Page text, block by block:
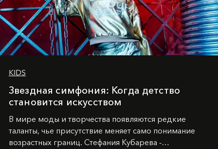
KIDS
Звездная симфония: Когда детство
становится искусством
В мире моды и творчества появляются редкие
таланты, чье присутствие меняет само понимание
возрастных границ. Стефания Кубарева -